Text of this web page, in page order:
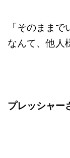
「そのままで
なんて、他人
プレッシャー